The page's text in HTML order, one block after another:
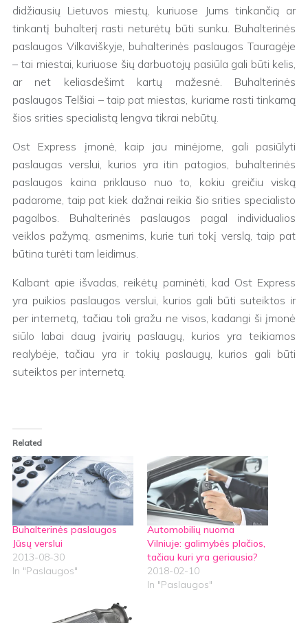
didžiausių Lietuvos miestų, kuriuose Jums tinkančią ar
tinkantį buhalterį rasti neturėtų būti sunku. Buhalterinės
paslaugos Vilkaviškyje, buhalterinės paslaugos Tauragėje
– tai miestai, kuriuose šių darbuotojų pasiūla gali būti kelis,
ar net keliasdešimt kartų mažesnė. Buhalterinės
paslaugos Telšiai – taip pat miestas, kuriame rasti tinkamą
šios srities specialistą lengva tikrai nebūtų.
Ost Express įmonė, kaip jau minėjome, gali pasiūlyti
paslaugas verslui, kurios yra itin patogios, buhalterinės
paslaugos kaina priklauso nuo to, kokiu greičiu viską
padarome, taip pat kiek dažnai reikia šio srities specialisto
pagalbos. Buhalterinės paslaugos pagal individualios
veiklos pažymą, asmenims, kurie turi tokį verslą, taip pat
būtina turėti tam leidimus.
Kalbant apie išvadas, reikėtų paminėti, kad Ost Express
yra puikios paslaugos verslui, kurios gali būti suteiktos ir
per internetą, tačiau toli gražu ne visos, kadangi ši įmonė
siūlo labai daug įvairių paslaugų, kurios yra teikiamos
realybėje, tačiau yra ir tokių paslaugų, kurios gali būti
suteiktos per internetą.
Related
Buhalterinės paslaugos
Jūsų verslui
2013-08-30
In "Paslaugos"
Automobilių nuoma
Vilniuje: galimybės plačios,
tačiau kuri yra geriausia?
2018-02-10
In "Paslaugos"